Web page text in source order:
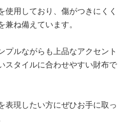
使用しており、傷がつきにくく
ね備えています。
プルながらも上品なアクセント
スタイルに合わせやすい財布で
表現したい方にぜひお手に取っ